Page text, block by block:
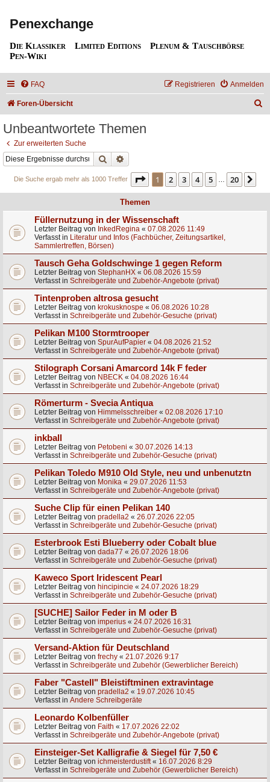
Penexchange
Die Klassiker Limited Editions
Plenum & Tauschbörse
Pen-Wiki
FAQ Anmelden
Registrieren
Foren-Übersicht
Unbeantwortete Themen
Zur erweiterten Suche
Suche
Die Suche ergab mehr als 1000 Treffer Seite 1von 20
1 2 3 4 5 … 20
Themen
Füllernutzung in der Wissenschaft
Letzter Beitrag von InkedRegina « 07.08.2026 11:49
Verfasst in Literatur und Infos (Fachbücher, Zeitungsartikel,
Sammlertreffen, Börsen)
Tausch Geha Goldschwinge 1 gegen Reform
Letzter Beitrag von StephanHX « 06.08.2026 15:59
Verfasst in Schreibgeräte und Zubehör-Angebote (privat)
Tintenproben altrosa gesucht
Letzter Beitrag von krokusknospe « 06.08.2026 10:28
Verfasst in Schreibgeräte und Zubehör-Gesuche (privat)
Pelikan M100 Stormtrooper
Letzter Beitrag von SpurAufPapier « 04.08.2026 21:52
Verfasst in Schreibgeräte und Zubehör-Angebote (privat)
Stilograph Corsani Amarcord 14k F feder
Letzter Beitrag von NBECK « 04.08.2026 16:44
Verfasst in Schreibgeräte und Zubehör-Angebote (privat)
Römerturm - Svecia Antiqua
Letzter Beitrag von Himmelsschreiber « 02.08.2026 17:10
Verfasst in Schreibgeräte und Zubehör-Angebote (privat)
inkball
Letzter Beitrag von Petobeni « 30.07.2026 14:13
Verfasst in Schreibgeräte und Zubehör-Gesuche (privat)
Pelikan Toledo M910 Old Style, neu und unbenutztn
Letzter Beitrag von Monika « 29.07.2026 11:53
Verfasst in Schreibgeräte und Zubehör-Angebote (privat)
Suche Clip für einen Pelikan 140
Letzter Beitrag von pradella2 « 26.07.2026 22:05
Verfasst in Schreibgeräte und Zubehör-Gesuche (privat)
Esterbrook Esti Blueberry oder Cobalt blue
Letzter Beitrag von dada77 « 26.07.2026 18:06
Verfasst in Schreibgeräte und Zubehör-Gesuche (privat)
Kaweco Sport Iridescent Pearl
Letzter Beitrag von hincipincie « 24.07.2026 18:29
Verfasst in Schreibgeräte und Zubehör-Gesuche (privat)
[SUCHE] Sailor Feder in M oder B
Letzter Beitrag von imperius « 24.07.2026 16:31
Verfasst in Schreibgeräte und Zubehör-Gesuche (privat)
Versand-Aktion für Deutschland
Letzter Beitrag von frechy « 21.07.2026 9:17
Verfasst in Schreibgeräte und Zubehör (Gewerblicher Bereich)
Faber "Castell" Bleistiftminen extravintage
Letzter Beitrag von pradella2 « 19.07.2026 10:45
Verfasst in Andere Schreibgeräte
Leonardo Kolbenfüller
Letzter Beitrag von Faith « 17.07.2026 22:02
Verfasst in Schreibgeräte und Zubehör-Angebote (privat)
Einsteiger-Set Kalligrafie & Siegel für 7,50 €
Letzter Beitrag von ichmeisterdustift« 16.07.2026 8:29
Verfasst in Schreibgeräte und Zubehör (Gewerblicher Bereich)